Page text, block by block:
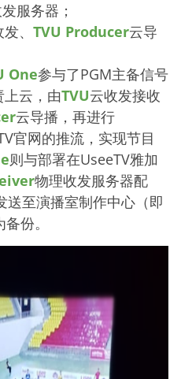
服务器；
、 TVU Producer云导
One参与了PGM主备信号
云，由TVU云收发接收
云导播，再进行
官网的推流，实现节目
则与部署在UseeTV雅加
物理收发服务器配
送至演播室制作中心（即
份。